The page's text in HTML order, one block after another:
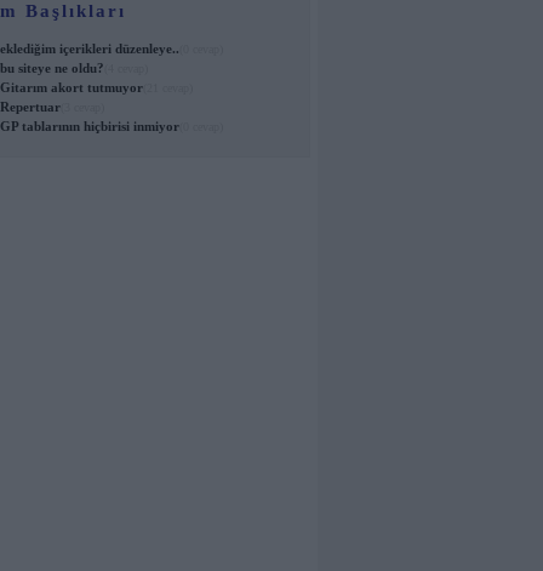
Başlıkları
eklediğim içerikleri düzenleye..
bu siteye ne oldu?
Gitarım akort tutmuyor
Repertuar
GP tablarının hiçbirisi inmiyor